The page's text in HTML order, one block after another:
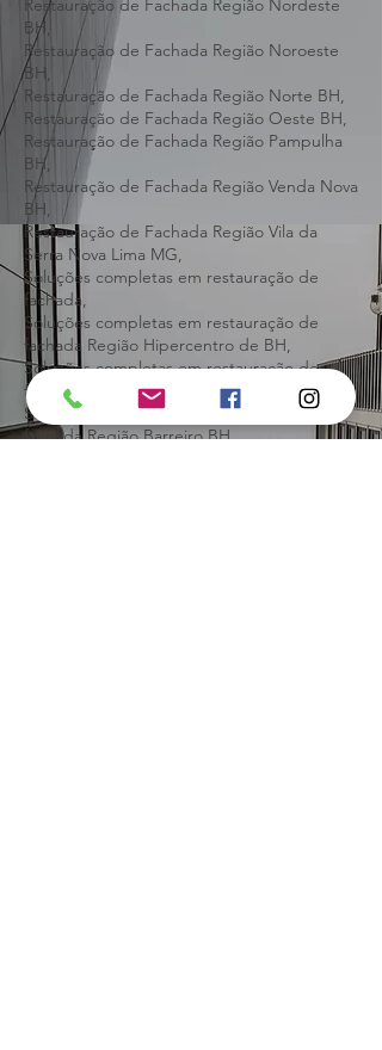
Restauração de Fachada Região Leste BH,
Restauração de Fachada Região Nordeste
BH,
Restauração de Fachada Região Noroeste
BH,
Restauração de Fachada Região Norte BH,
Restauração de Fachada Região Oeste BH,
Restauração de Fachada Região Pampulha
BH,
Restauração de Fachada Região Venda Nova
BH,
Restauração de Fachada Região Vila da
Serra Nova Lima MG,
Soluções completas em restauração de
fachada,
Soluções completas em restauração de
fachada Região Hipercentro de BH,
Soluções completas em restauração de
fachada Região Central de BH,